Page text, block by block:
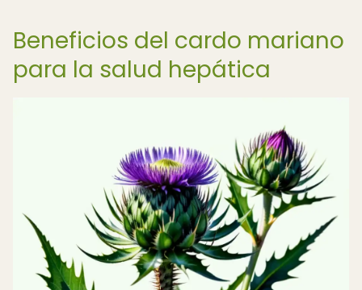
Beneficios del cardo mariano
para la salud hepática